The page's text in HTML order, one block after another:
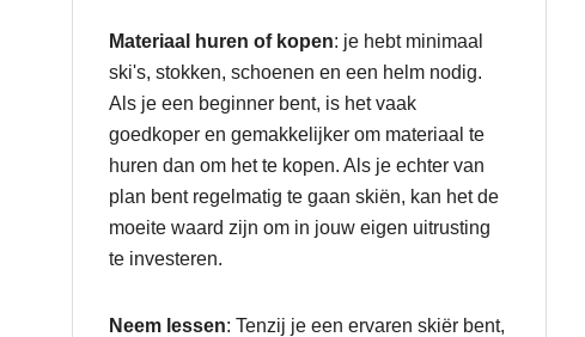
Materiaal huren of kopen: je hebt minimaal
ski's, stokken, schoenen en een helm nodig.
Als je een beginner bent, is het vaak
goedkoper en gemakkelijker om materiaal te
huren dan om het te kopen. Als je echter van
plan bent regelmatig te gaan skiën, kan het de
moeite waard zijn om in jouw eigen uitrusting
te investeren.
Neem lessen: Tenzij je een ervaren skiër bent,